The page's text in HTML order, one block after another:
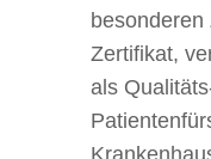
Zertifikat,
als